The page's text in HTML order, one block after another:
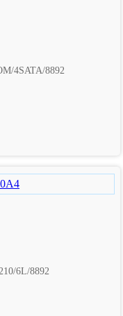
4SATA/8892
6L/8892